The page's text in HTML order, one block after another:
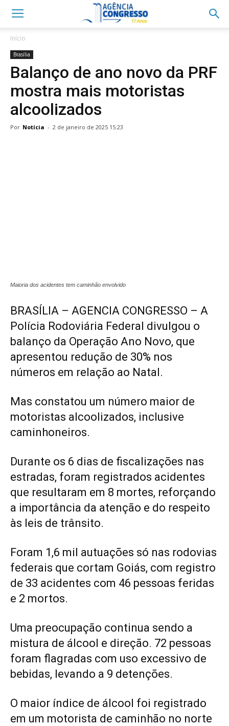
Início
Brasília
Balanço de ano novo da PRF
mostra mais motoristas
alcoolizados
Por Notícia - 2 de janeiro de 2025 15:23
Maioria dos acidentes tem caminhão envolvido
BRASÍLIA – AGENCIA CONGRESSO – A
Polícia Rodoviária Federal divulgou o
balanço da Operação Ano Novo, que
apresentou redução de 30% nos
números em relação ao Natal.
Mas constatou um número maior de
motoristas alcoolizados, inclusive
caminhoneiros.
Durante os 6 dias de fiscalizações nas
estradas, foram registrados acidentes
que resultaram em 8 mortes, reforçando
a importância da atenção e do respeito
às leis de trânsito.
Foram 1,6 mil autuações só nas rodovias
federais que cortam Goiás, com registro
de 33 acidentes com 46 pessoas feridas
e 2 mortos.
Uma preocupação continua sendo a
mistura de álcool e direção. 72 pessoas
foram flagradas com uso excessivo de
bebidas, levando a 9 detenções.
O maior índice de álcool foi registrado
em um motorista de caminhão no norte